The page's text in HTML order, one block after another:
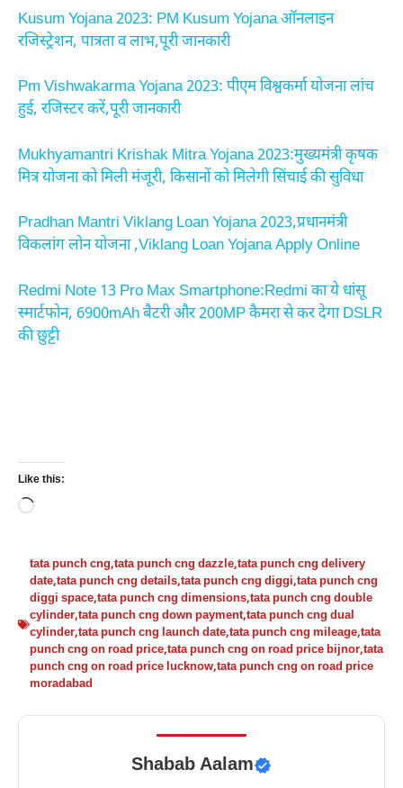
Kusum Yojana 2023: PM Kusum Yojana ऑनलाइन
रजिस्ट्रेशन, पात्रता व लाभ,पूरी जानकारी
Pm Vishwakarma Yojana 2023: पीएम विश्वकर्मा योजना लांच
हुई, रजिस्टर करें,पूरी जानकारी
Mukhyamantri Krishak Mitra Yojana 2023:मुख्यमंत्री कृषक
मित्र योजना को मिली मंजूरी, किसानों को मिलेगी सिंचाई की सुविधा
Pradhan Mantri Viklang Loan Yojana 2023,प्रधानमंत्री
विकलांग लोन योजना ,Viklang Loan Yojana Apply Online
Redmi Note 13 Pro Max Smartphone:Redmi का ये धांसू
स्मार्टफोन, 6900mAh बैटरी और 200MP कैमरा से कर देगा DSLR
की छुट्टी
Like this:
Loading…
tata punch cng,tata punch cng dazzle,tata punch cng delivery
date,tata punch cng details,tata punch cng diggi,tata punch cng
diggi space,tata punch cng dimensions,tata punch cng double
cylinder,tata punch cng down payment,tata punch cng dual
cylinder,tata punch cng launch date,tata punch cng mileage,tata
punch cng on road price,tata punch cng on road price bijnor,tata
punch cng on road price lucknow,tata punch cng on road price
moradabad
Shabab Aalam